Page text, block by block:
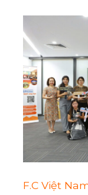
F.C Việt